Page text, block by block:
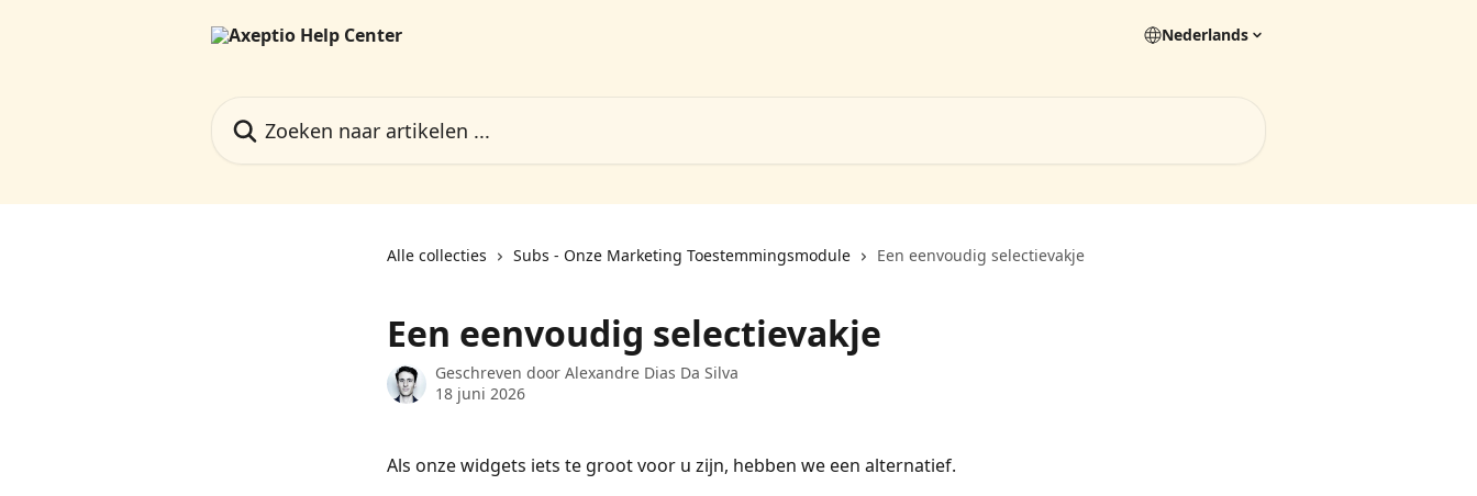
Nederlands
Alle collecties Subs - Onze Marketing Toestemmingsmodule Een eenvoudig selectievakje
Een eenvoudig selectievakje
Geschreven door Alexandre Dias Da Silva
18 juni 2026
Als onze widgets iets te groot voor u zijn, hebben we een alternatief.